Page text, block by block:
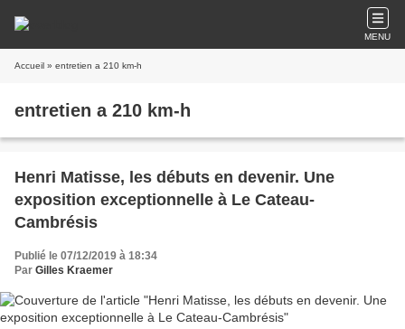
MENU
Accueil » entretien a 210 km-h
entretien a 210 km-h
Henri Matisse, les débuts en devenir. Une
exposition exceptionnelle à Le Cateau-
Cambrésis
Publié le 07/12/2019 à 18:34
Par Gilles Kraemer